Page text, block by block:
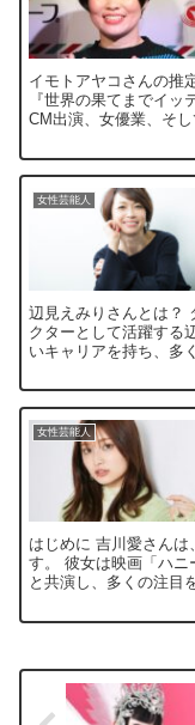
イモトアヤコさんの推
『世界の果てまでイッ
CM出演、女優業、そ
女性芸能人
辺見えみりさんとは？
クターとして活躍する
いキャリアを持ち、多
女性芸能人
はじめに 吉川愛さん
す。 彼女は映画「ハニ
と共演し、多くの注目